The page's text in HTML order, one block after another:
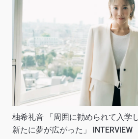
柚希礼音 「周囲に勧められて入学
新たに夢が広がった」 INTERVIEW